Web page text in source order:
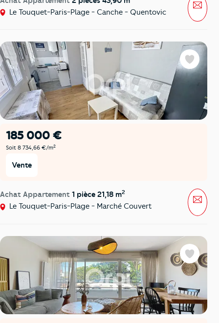
Le Touquet-Paris-Plage - Canche - Quentovic
185 000 €
Soit 8 734,66 €/m2
Vente
Achat Appartement 1 pièce 21,18 m2
Le Touquet-Paris-Plage - Marché Couvert
Favoris
Favoris